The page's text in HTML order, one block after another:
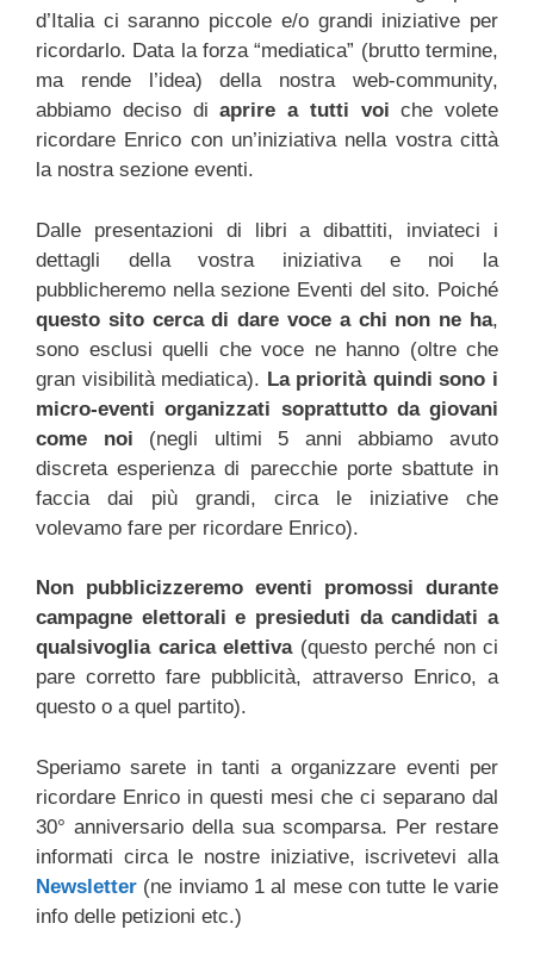
d’Italia ci saranno piccole e/o grandi iniziative per
ricordarlo. Data la forza “mediatica” (brutto termine,
ma rende l’idea) della nostra web-community,
abbiamo deciso diaprire a tutti voi che volete
ricordare Enrico con un’iniziativa nella vostra città
la nostra sezione eventi.
Dalle presentazioni di libri a dibattiti, inviateci i
dettagli della vostra iniziativa e noi la
pubblicheremo nella sezione Eventi del sito. Poiché
questo sito cerca di dare voce a chi non ne ha,
sono esclusi quelli che voce ne hanno (oltre che
gran visibilità mediatica). La priorità quindi sono i
micro-eventi organizzati soprattutto da giovani
come noi (negli ultimi 5 anni abbiamo avuto
discreta esperienza di parecchie porte sbattute in
faccia dai più grandi, circa le iniziative che
volevamo fare per ricordare Enrico).
Non pubblicizzeremo eventi promossi durante
campagne elettorali e presieduti da candidati a
qualsivoglia carica elettiva(questo perché non ci
pare corretto fare pubblicità, attraverso Enrico, a
questo o a quel partito).
Speriamo sarete in tanti a organizzare eventi per
ricordare Enrico in questi mesi che ci separano dal
30° anniversario della sua scomparsa. Per restare
informati circa le nostre iniziative, iscrivetevi alla
Newsletter (ne inviamo 1 al mese con tutte le varie
info delle petizioni etc.)